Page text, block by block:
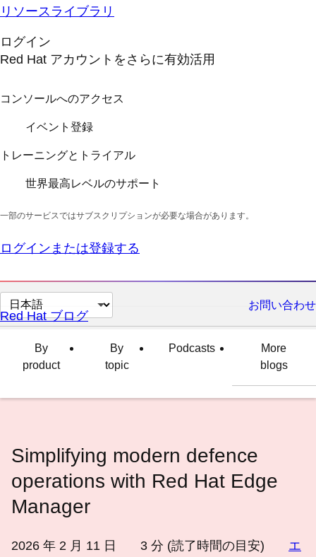
リソースライブラリ
ログイン
Red Hat アカウントをさらに有効活用
コンソールへのアクセス
イベント登録
トレーニングとトライアル
世界最高レベルのサポート
一部のサービスではサブスクリプションが必要な場合があります。
ログインまたは登録する
ペ
ー
語
さ
お問い合わせ
Red Hat ブログ
By
product
By
topic
Podcasts
More
blogs
Simplifying modern defence
operations with Red Hat Edge
Manager
2026 年 2 月 11 日 3 分 (読了時間の目安)
エ